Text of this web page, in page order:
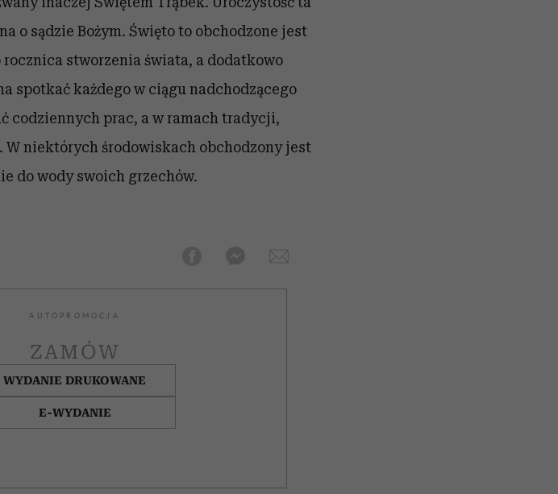
o sądzie Bożym. Święto to obchodzone jest
stworzenia świata, a dodatkowo
spotkać każdego w ciągu nadchodzącego
codziennych prac, a w ramach tradycji,
niektórych środowiskach obchodzony jest
do wody swoich grzechów.
AUTOPROMOCJA
ZAMÓW
WYDANIE DRUKOWANE
E-WYDANIE